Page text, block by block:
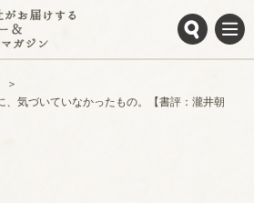
、気づいていなかったもの。【書評：瀧井朝